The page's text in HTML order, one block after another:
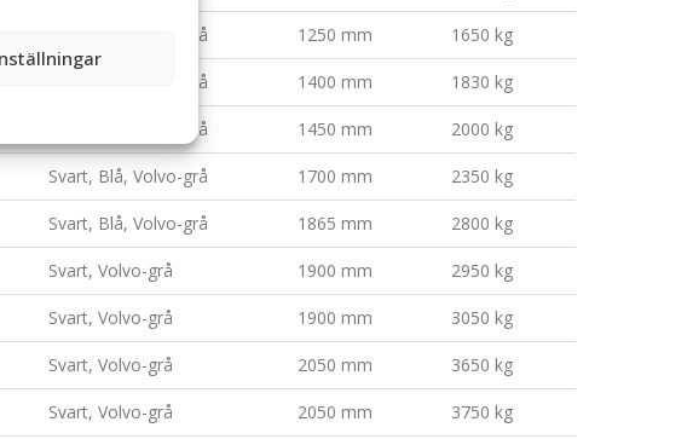
Svart, Blå, Volvo-grå 1250 mm 1650 kg
Svart, Blå, Volvo-grå 1400 mm 1830 kg
Svart, Blå, Volvo-grå 1450 mm 2000 kg
Svart, Blå, Volvo-grå 1700 mm 2350 kg
Svart, Blå, Volvo-grå 1865 mm 2800 kg
Svart, Volvo-grå 1900 mm 2950 kg
Svart, Volvo-grå 1900 mm 3050 kg
Svart, Volvo-grå 2050 mm 3650 kg
Svart, Volvo-grå 2050 mm 3750 kg